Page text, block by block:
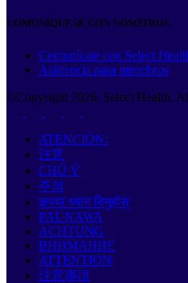
COMUNÍQUESE CON NOSOTROS
Comunícate con Select
Asistencia para miembros
©Copyright 2026. Select Health.
ATENCIÓN:
注意
CHÚ Ý
주의
कृपया ध्यान दिनुहोस्
PAUNAWA
ACHTUNG
ВНИМАНИЕ
ATTENTION
注意事項